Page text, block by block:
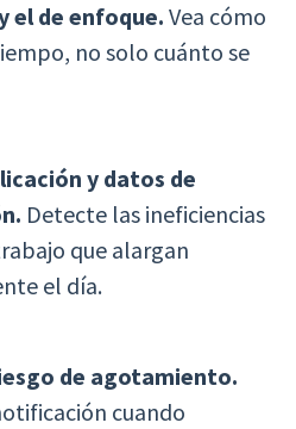
el de enfoque.Vea cómo
no solo cuánto se
y datos de
Detecte las ineficiencias
que alargan
el día.
de agotamiento.
cuando